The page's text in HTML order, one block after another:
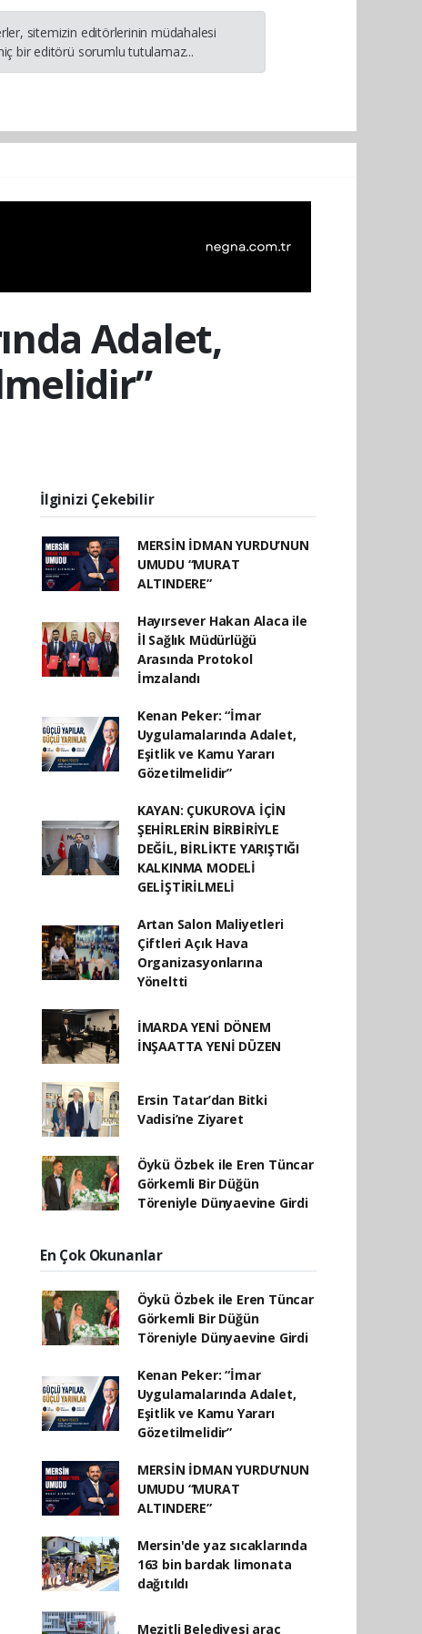
sitemizin editörlerinin müdahalesi
bir editörü sorumlu tutulamaz...
Adalet,
İlginizi Çekebilir
MERSİN İDMAN YURDU’NUN
UMUDU “MURAT
ALTINDERE”
Hayırsever Hakan Alaca ile
İl Sağlık Müdürlüğü
Arasında Protokol
İmzalandı
Kenan Peker: “İmar
Uygulamalarında Adalet,
Eşitlik ve Kamu Yararı
Gözetilmelidir”
KAYAN: ÇUKUROVA İÇİN
ŞEHİRLERİN BİRBİRİYLE
DEĞİL, BİRLİKTE YARIŞTIĞI
KALKINMA MODELİ
GELİŞTİRİLMELİ
Artan Salon Maliyetleri
Çiftleri Açık Hava
Organizasyonlarına
Yöneltti
İMARDA YENİ DÖNEM
İNŞAATTA YENİ DÜZEN
Ersin Tatar’dan Bitki
Vadisi’ne Ziyaret
Öykü Özbek ile Eren Tüncar
Görkemli Bir Düğün
Töreniyle Dünyaevine Girdi
En Çok Okunanlar
Öykü Özbek ile Eren Tüncar
Görkemli Bir Düğün
Töreniyle Dünyaevine Girdi
Kenan Peker: “İmar
Uygulamalarında Adalet,
Eşitlik ve Kamu Yararı
Gözetilmelidir”
MERSİN İDMAN YURDU’NUN
UMUDU “MURAT
ALTINDERE”
Mersin'de yaz sıcaklarında
163 bin bardak limonata
dağıtıldı
Mezitli Belediyesi araç